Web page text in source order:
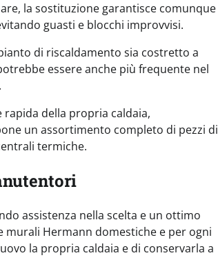
la sostituzione garantisce comunque
guasti e blocchi improvvisi.
di riscaldamento sia costretto a
essere anche più frequente nel
rapida della propria caldaia,
un assortimento completo di pezzi di
termiche.
assistenza nella scelta e un ottimo
Hermann domestiche e per ogni
la propria caldaia e di conservarla a